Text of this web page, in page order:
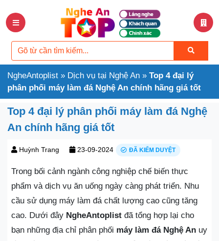
NgheAntoplist » Dịch vụ tại Nghệ An » Top 4 đại lý
phân phối máy làm đá Nghệ An chính hãng giá tốt
Top 4 đại lý phân phối máy làm đá Nghệ
An chính hãng giá tốt
Huỳnh Trang 23-09-2024 ĐÃ KIỂM DUYỆT
Trong bối cảnh ngành công nghiệp chế biến thực
phẩm và dịch vụ ăn uống ngày càng phát triển. Nhu
cầu sử dụng máy làm đá chất lượng cao cũng tăng
cao. Dưới đây NgheAntoplist đã tổng hợp lại cho
bạn những địa chỉ phân phối máy làm đá Nghệ An uy